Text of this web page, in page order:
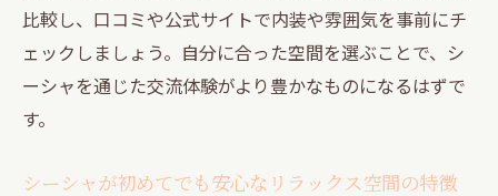
比較し、口コミや公式サイトで内装や雰囲気を事前にチ
ェックしましょう。自分に合った空間を選ぶことで、シ
ーシャを通じた交流体験がより豊かなものになるはずで
す。
シーシャが初めてでも安心なリラックス空間の特徴